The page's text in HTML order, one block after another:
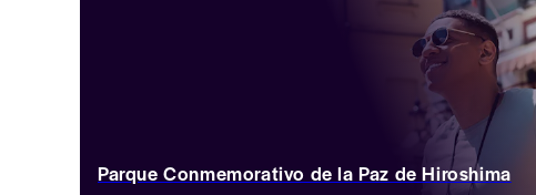
Parque Conmemorativo de la Paz de Hiroshima